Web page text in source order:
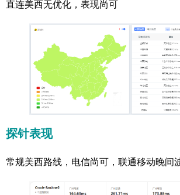
直连美西无优化，表现尚可
探针表现
常规美西路线，电信尚可，联通移动晚间